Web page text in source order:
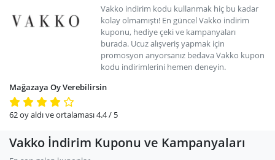
Mağazaya Oy Verebilirsin
62oy aldı ve ortalaması4.4/ 5
Vakko indirim kodu kullanmak hiç bu kadar
kolay olmamıştı! En güncel Vakko indirim
kuponu, hediye çeki ve kampanyaları
burada. Ucuz alışveriş yapmak için
promosyon arıyorsanız bedava Vakko kupon
kodu indirimlerini hemen deneyin.
Vakko İndirim Kuponu ve Kampanyaları